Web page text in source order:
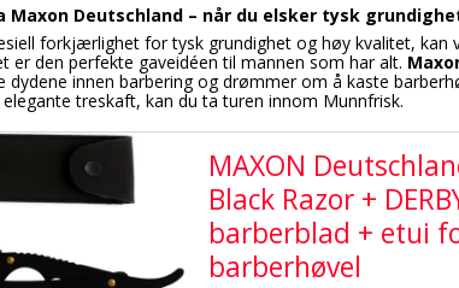
Maxon Deutschland – når du elsker tysk
forkjærlighet for tysk grundighet og høy kvalitet, kan
er den perfekte gaveidéen til mannen som har alt.
dydene innen barbering og drømmer om å kaste
treskaft, kan du ta turen innom Munnfrisk.
MAXON
Black Razor +
barberblad + etui
barberhøvel